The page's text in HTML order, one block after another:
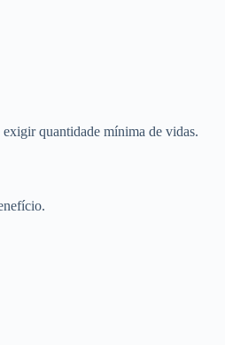
quantidade mínima de vidas.